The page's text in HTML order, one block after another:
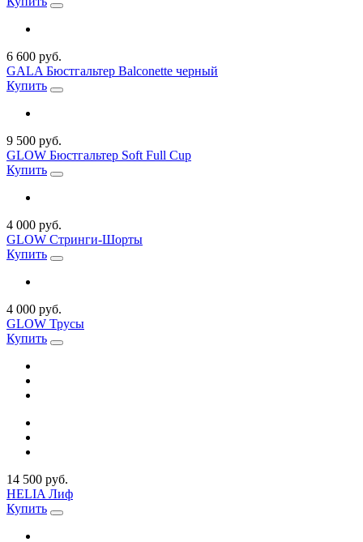
6 600 руб.
GALA Бюстгальтер Balconette черный
Купить
9 500 руб.
GLOW Бюстгальтер Soft Full Cup
Купить
4 000 руб.
GLOW Стринги-Шорты
Купить
4 000 руб.
GLOW Трусы
Купить
14 500 руб.
HELIA Лиф
Купить